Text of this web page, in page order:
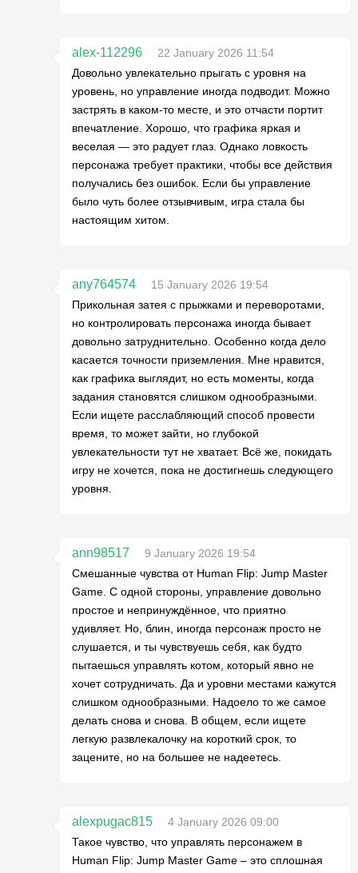
alex-112296
22 January 2026 11:54
Довольно увлекательно прыгать с уровня на
уровень, но управление иногда подводит. Можно
застрять в каком-то месте, и это отчасти портит
впечатление. Хорошо, что графика яркая и
веселая — это радует глаз. Однако ловкость
персонажа требует практики, чтобы все действия
получались без ошибок. Если бы управление
было чуть более отзывчивым, игра стала бы
настоящим хитом.
any764574
15 January 2026 19:54
Прикольная затея с прыжками и переворотами,
но контролировать персонажа иногда бывает
довольно затруднительно. Особенно когда дело
касается точности приземления. Мне нравится,
как графика выглядит, но есть моменты, когда
задания становятся слишком однообразными.
Если ищете расслабляющий способ провести
время, то может зайти, но глубокой
увлекательности тут не хватает. Всё же, покидать
игру не хочется, пока не достигнешь следующего
уровня.
ann98517
9 January 2026 19:54
Смешанные чувства от Human Flip: Jump Master
Game. С одной стороны, управление довольно
простое и непринуждённое, что приятно
удивляет. Но, блин, иногда персонаж просто не
слушается, и ты чувствуешь себя, как будто
пытаешься управлять котом, который явно не
хочет сотрудничать. Да и уровни местами кажутся
слишком однообразными. Надоело то же самое
делать снова и снова. В общем, если ищете
легкую развлекалочку на короткий срок, то
зацените, но на большее не надеетесь.
alexpugac815
4 January 2026 09:00
Такое чувство, что управлять персонажем в
Human Flip: Jump Master Game – это сплошная